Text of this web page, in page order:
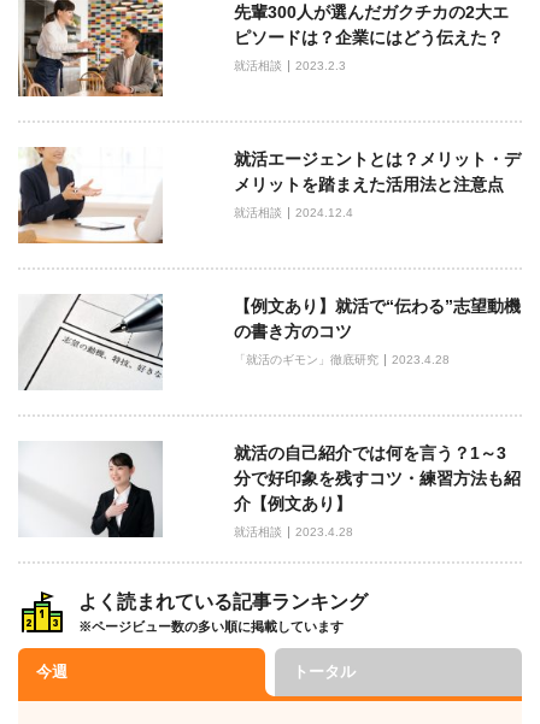
ゲ
ー
シ
ョ
ン
先輩300人が選んだガクチカの2大エ
ピソードは？企業にはどう伝えた？
就活相談 2023.2.3
就活エージェントとは？メリット・デ
メリットを踏まえた活用法と注意点
就活相談 2024.12.4
【例文あり】就活で“伝わる”志望動機
の書き方のコツ
「就活のギモン」徹底研究 2023.4.28
就活の自己紹介では何を言う？1～3
分で好印象を残すコツ・練習方法も紹
介【例文あり】
就活相談 2023.4.28
よく読まれている記事ランキング
※ページビュー数の多い順に掲載しています
今週 トータル